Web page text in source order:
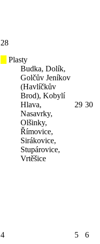
28
Plasty
Budka, Dolík,
Golčův Jeníkov
(Havlíčkův
Brod), Kobylí
Hlava,
Nasavrky,
Olšinky,
Římovice,
Sirákovice,
Stupárovice,
Vrtěšice
29 30
4 5 6